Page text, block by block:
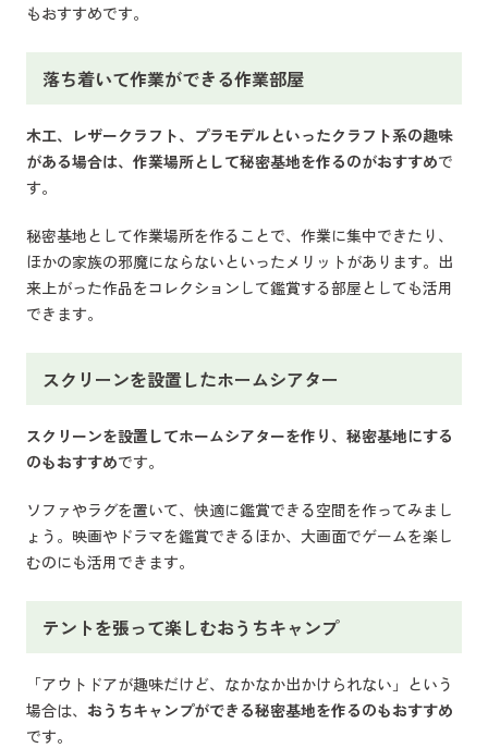
もおすすめです。
落ち着いて作業ができる作業部屋
木工、レザークラフト、プラモデルといったクラフト系の趣味
がある場合は、作業場所として秘密基地を作るのがおすすめで
す。
秘密基地として作業場所を作ることで、作業に集中できたり、
ほかの家族の邪魔にならないといったメリットがあります。出
来上がった作品をコレクションして鑑賞する部屋としても活用
できます。
スクリーンを設置したホームシアター
スクリーンを設置してホームシアターを作り、秘密基地にする
のもおすすめです。
ソファやラグを置いて、快適に鑑賞できる空間を作ってみまし
ょう。映画やドラマを鑑賞できるほか、大画面でゲームを楽し
むのにも活用できます。
テントを張って楽しむおうちキャンプ
「アウトドアが趣味だけど、なかなか出かけられない」という
場合は、 おうちキャンプができる秘密基地を作るのもおすすめ
です。